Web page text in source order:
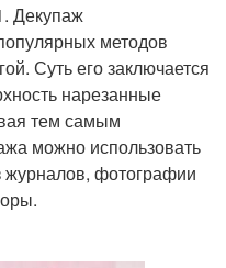
Декупаж
методов
Суть его заключается
нарезанные
тем самым
можно использовать
журналов, фотографии